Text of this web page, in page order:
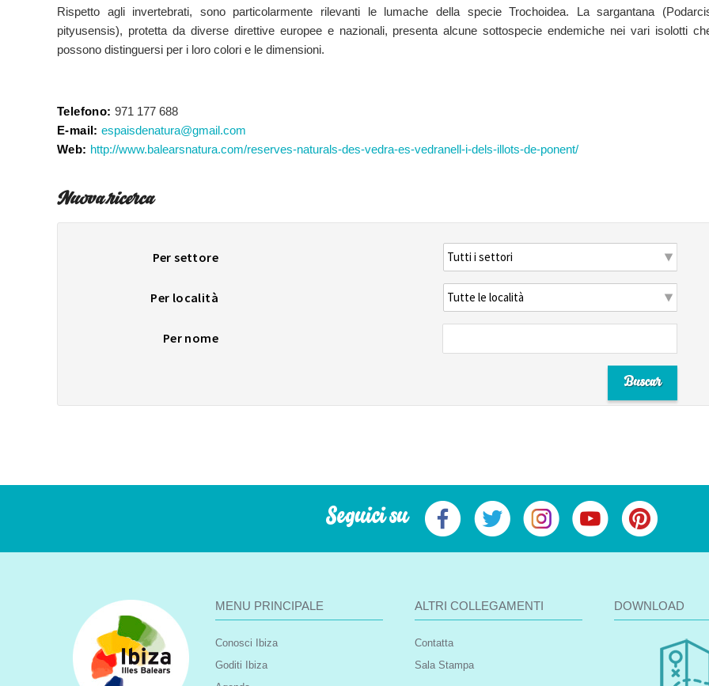
Rispetto agli invertebrati, sono particolarmente rilevanti le lumache della specie Trochoidea. La sargantana
pityusensis), protetta da diverse direttive europee e nazionali, presenta alcune sottospecie endemiche nei vari isolotti
possono distinguersi per i loro colori e le dimensioni.
Telefono: 971 177 688
E-mail: espaisdenatura@gmail.com
Web: http://www.balearsnatura.com/reserves-naturals-des-vedra-es-vedranell-i-dels-illots-de-ponent/
Nuova ricerca
Per settore
Per località
Per nome
Seguici su
MENU PRINCIPALE
Conosci Ibiza
Goditi Ibiza
ALTRI COLLEGAMENTI
Contatta
Sala Stampa
DOWNLOAD